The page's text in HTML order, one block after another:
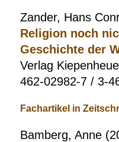
Zander, Hans
Religion noch
Geschichte der
Verlag
462-02982-7 / 3-
Fachartikel in
Bamberg, Anne